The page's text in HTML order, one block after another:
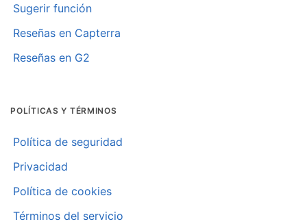
Sugerir función
Reseñas en Capterra
Reseñas en G2
POLÍTICAS Y TÉRMINOS
Política de seguridad
Privacidad
Política de cookies
Términos del servicio